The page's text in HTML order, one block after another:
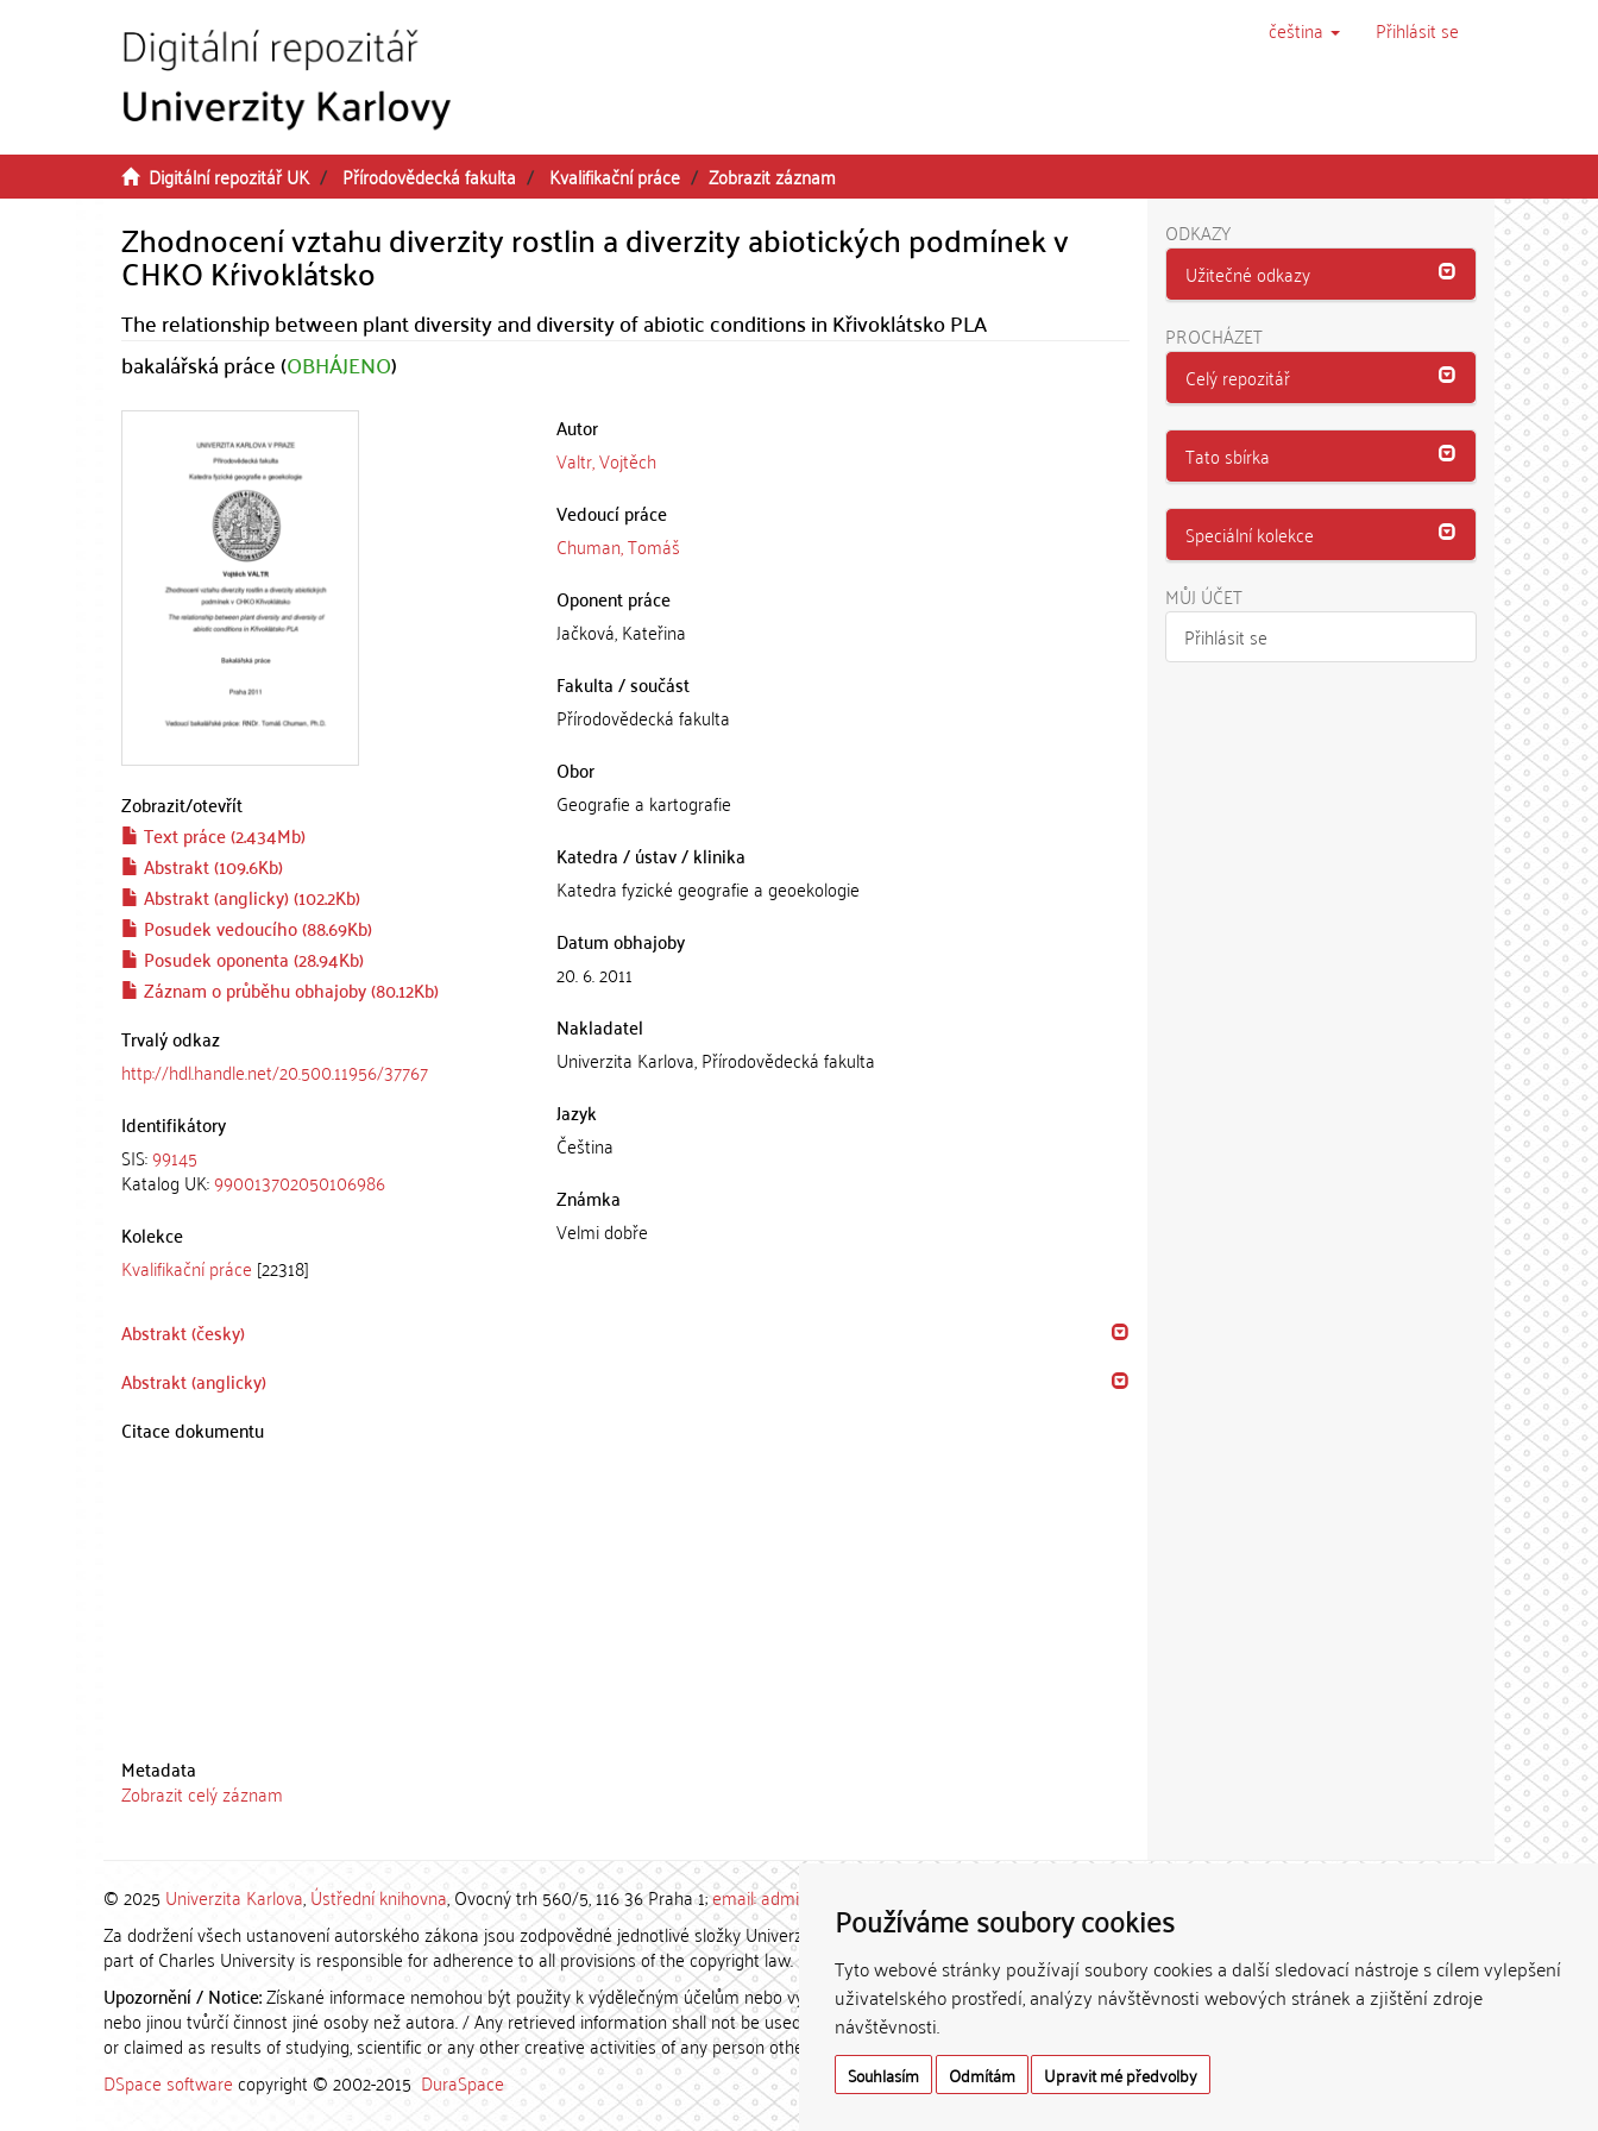
Používáme soubory cookies
Tyto webové stránky používají soubory cookies a další sledovací nástroje s cílem vylepšení
uživatelského prostředí, analýzy návštěvnosti webových stránek a zjištění zdroje
návštěvnosti.
Souhlasím Odmítám Upravit mé předvolby
čeština Přihlásit se
Digitální repozitář UK Přírodovědecká fakulta Kvalifikační práce Zobrazit záznam
Zhodnocení vztahu diverzity rostlin a diverzity abiotických podmínek v
CHKO Kŕivoklátsko
The relationship between plant diversity and diversity of abiotic conditions in Křivoklátsko PLA
bakalářská práce (OBHÁJENO)
Zobrazit/otevřít
Text práce (2.434Mb)
Abstrakt (109.6Kb)
Abstrakt (anglicky) (102.2Kb)
Posudek vedoucího (88.69Kb)
Posudek oponenta (28.94Kb)
Záznam o průběhu obhajoby (80.12Kb)
Trvalý odkaz
http://hdl.handle.net/20.500.11956/37767
Identifikátory
SIS:99145
Katalog UK:990013702050106986
Kolekce
Kvalifikační práce [22318]
Autor
Valtr, Vojtěch
Vedoucí práce
Chuman, Tomáš
Oponent práce
Jačková, Kateřina
Fakulta / součást
Přírodovědecká fakulta
Obor
Geografie a kartografie
Katedra / ústav / klinika
Katedra fyzické geografie a geoekologie
Datum obhajoby
20. 6. 2011
Nakladatel
Univerzita Karlova, Přírodovědecká fakulta
Jazyk
Čeština
Známka
Velmi dobře
Abstrakt (česky)
Abstrakt (anglicky)
Citace dokumentu
Metadata
Zobrazit celý záznam
ODKAZY
Užitečné odkazy
PROCHÁZET
Celý repozitář
Tato sbírka
Speciální kolekce
MŮJ ÚČET
Přihlásit se
© 2025 Univerzita Karlova,Ústřední knihovna, Ovocný trh 560/5, 116 36 Praha 1;email: admin-repozitar [at] cuni.cz
Za dodržení všech ustanovení autorského zákona jsou zodpovědné jednotlivé složky Univerzity Karlovy. / Each constituent
part of Charles University is responsible for adherence to all provisions of the copyright law.
Upozornění / Notice:Získané informace nemohou být použity k výdělečným účelům nebo vydávány za studijní, vědeckou
nebo jinou tvůrčí činnost jiné osoby než autora. / Any retrieved information shall not be used for any commercial purposes
or claimed as results of studying, scientific or any other creative activities of any person other than the author.
DSpace softwarecopyright © 2002-2015 DuraSpace